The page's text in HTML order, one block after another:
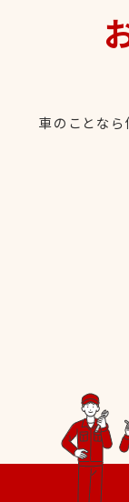
車のことな